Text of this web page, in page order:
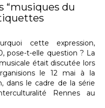
“musiques du
cette expression,
pose-t-elle question ? La
était discutée lors
le 12 mai à la
dans le cadre de la série
Rennes au